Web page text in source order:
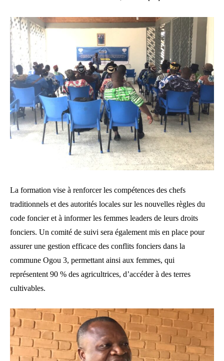
La formation vise à renforcer les compétences des chefs
traditionnels et des autorités locales sur les nouvelles règles du
code foncier et à informer les femmes leaders de leurs droits
fonciers. Un comité de suivi sera également mis en place pour
assurer une gestion efficace des conflits fonciers dans la
commune Ogou 3, permettant ainsi aux femmes, qui
représentent 90 % des agricultrices, d’accéder à des terres
cultivables.